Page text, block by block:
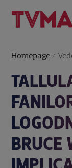
Homepage /
BRUCE